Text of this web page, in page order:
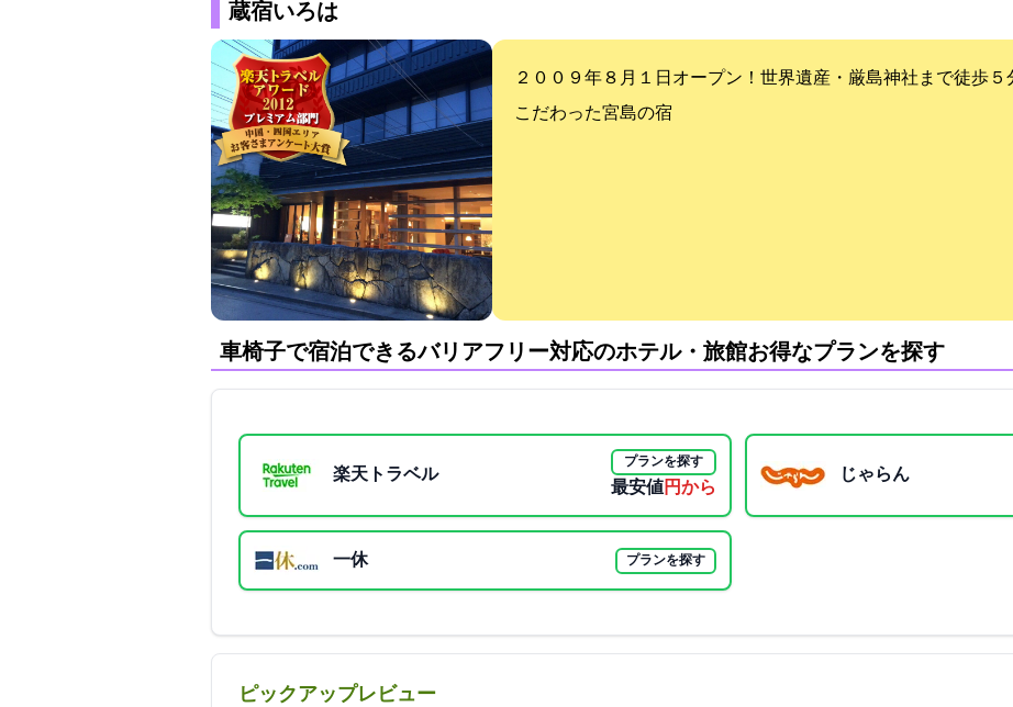
蔵宿いろは
２００９年８月１日オープン！世界遺産・厳島神社まで徒歩
こだわった宮島の宿
車椅子で宿泊できるバリアフリー対応のホテル・旅館:お得なプランを探す
楽天トラベル
プランを探す
最安値29700円から
じゃらん
一休 プランを探す
ピックアップレビュー